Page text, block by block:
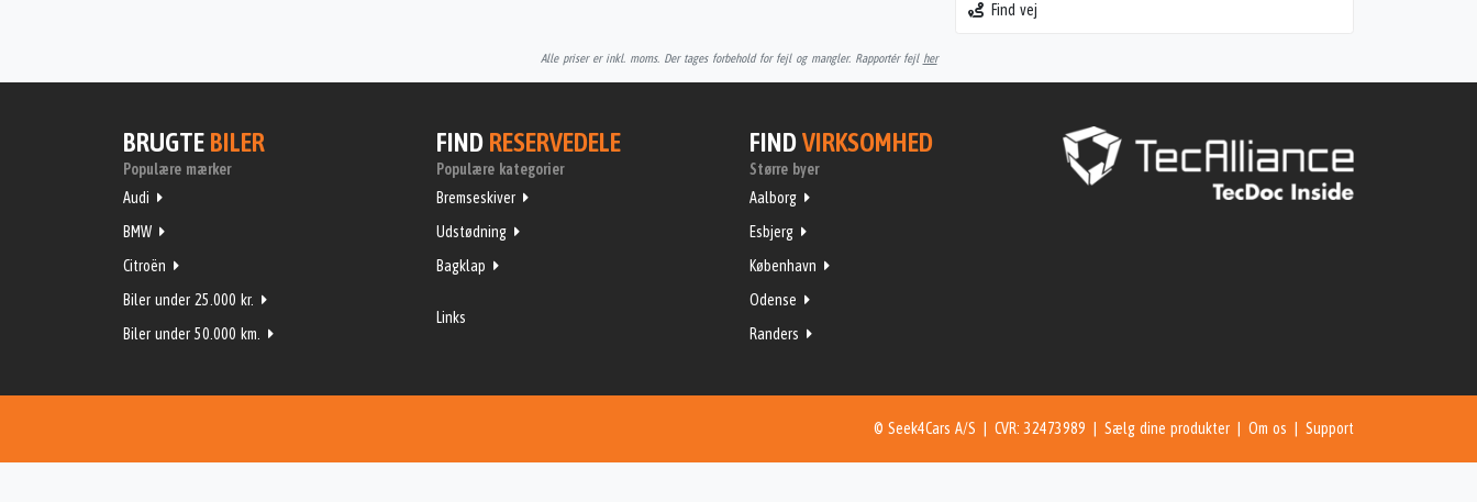
Find vej
Alle priser er inkl. moms. Der tages forbehold for fejl og mangler. Rapportér fejl her
BRUGTE BILER
Populære mærker
Audi
BMW
Citroën
Biler under 25.000 kr.
Biler under 50.000 km.
FIND RESERVEDELE
Populære kategorier
Bremseskiver
Udstødning
Bagklap
Links
FINDVIRKSOMHED
Større byer
Aalborg
Esbjerg
København
Odense
Randers
© Seek4Cars A/S | CVR: 32473989 | Sælg dine produkter Om os Support